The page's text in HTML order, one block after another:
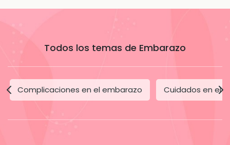
Todos los temas de Embarazo
Complicaciones en el embarazo Cuidados en el